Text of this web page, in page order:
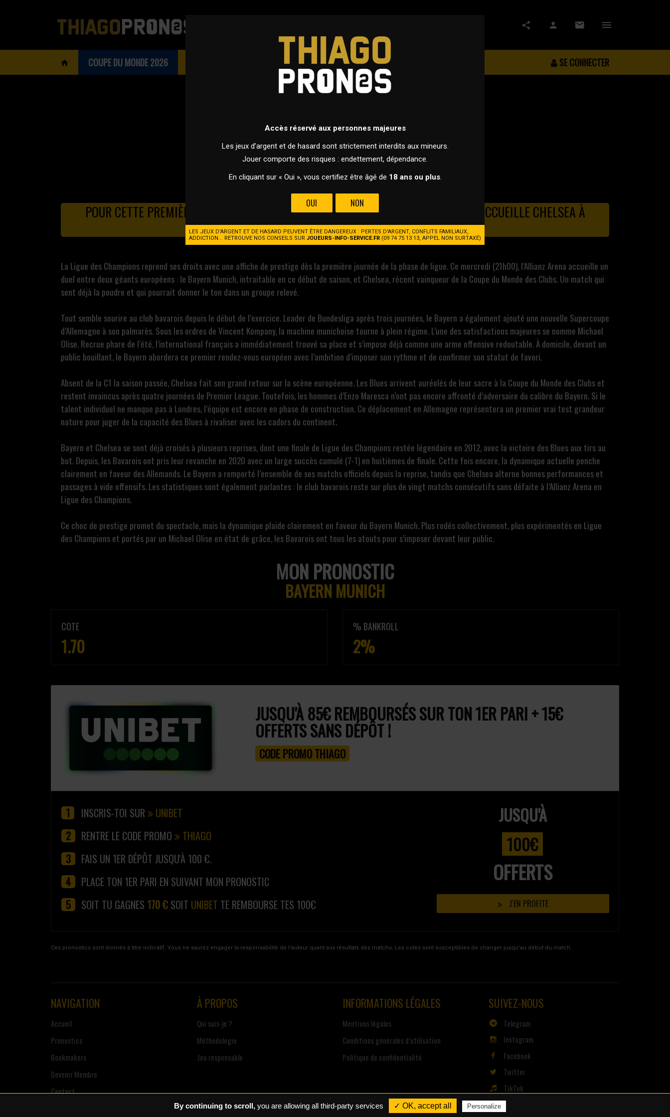
SE CONNECTER
COUPE DU MONDE 2026 PRONOSTICS DEVENIR MEMBRE
17 SEPTEMBRE 2025 À 21H00
BAYERN MUNICH VS CHELSEA
POUR CETTE PREMIÈRE JOURNÉE DE LA CHAMPION’S LEAGUE, LE BAYERN MUNICH ACCUEILLE CHELSEA À
L’ALLIANZ ARENA !
La Ligue des Champions reprend ses droits avec une affiche de prestige dès la première journée de la phase de ligue. Ce mercredi (21h00), l’Allianz Arena accueille un
duel entre deux géants européens : le Bayern Munich, intraitable en ce début de saison, et Chelsea, récent vainqueur de la Coupe du Monde des Clubs. Un match qui
sent déjà la poudre et qui pourrait donner le ton dans un groupe relevé.
Tout semble sourire au club bavarois depuis le début de l’exercice. Leader de Bundesliga après trois journées, le Bayern a également ajouté une nouvelle Supercoupe
d’Allemagne à son palmarès. Sous les ordres de Vincent Kompany, la machine munichoise tourne à plein régime. L’une des satisfactions majeures se nomme Michael
Olise. Recrue phare de l’été, l’international français a immédiatement trouvé sa place et s’impose déjà comme une arme offensive redoutable. À domicile, devant un
public bouillant, le Bayern abordera ce premier rendez-vous européen avec l’ambition d’imposer son rythme et de confirmer son statut de favori.
Absent de la C1 la saison passée, Chelsea fait son grand retour sur la scène européenne. Les Blues arrivent auréolés de leur sacre à la Coupe du Monde des Clubs et
restent invaincus après quatre journées de Premier League. Toutefois, les hommes d’Enzo Maresca n’ont pas encore affronté d’adversaire du calibre du Bayern. Si le
talent individuel ne manque pas à Londres, l’équipe est encore en phase de construction. Ce déplacement en Allemagne représentera un premier vrai test grandeur
nature pour juger de la capacité des Blues à rivaliser avec les cadors du continent.
Bayern et Chelsea se sont déjà croisés à plusieurs reprises, dont une finale de Ligue des Champions restée légendaire en 2012, avec la victoire des Blues aux tirs au
but. Depuis, les Bavarois ont pris leur revanche en 2020 avec un large succès cumulé (7-1) en huitièmes de finale. Cette fois encore, la dynamique actuelle penche
clairement en faveur des Allemands. Le Bayern a remporté l’ensemble de ses matchs officiels depuis la reprise, tandis que Chelsea alterne bonnes performances et
passages à vide offensifs. Les statistiques sont également parlantes : le club bavarois reste sur plus de vingt matchs consécutifs sans défaite à l’Allianz Arena en
Ligue des Champions.
Ce choc de prestige promet du spectacle, mais la dynamique plaide clairement en faveur du Bayern Munich. Plus rodés collectivement, plus expérimentés en Ligue
des Champions et portés par un Michael Olise en état de grâce, les Bavarois ont tous les atouts pour s’imposer devant leur public.
MON PRONOSTIC
BAYERN MUNICH
COTE
1.70
% BANKROLL
2%
JUSQU'À 85€ REMBOURSÉS SUR TON 1ER PARI + 15€
OFFERTS SANS DÉPÔT !
CODE PROMO THIAGO
JUSQU'À
100€
OFFERTS
J'EN PROFITE
INSCRIS-TOI SUR
UNIBET
RENTRE LE CODE PROMO
THIAGO
FAIS UN 1ER DÉPÔT JUSQU'À 100 €.
PLACE TON 1ER PARI EN SUIVANT MON PRONOSTIC
SOIT TU GAGNES 170 € SOIT UNIBET TE REMBOURSE TES 100€
Ces pronostics sont donnés à titre indicatif. Vous ne saurez engager la responsabilité de l'auteur quant aux résultats des matchs. Les cotes sont susceptibles de changer jusqu'au début du match.
NAVIGATION
Accueil
Pronostics
Bookmakers
Devenir Membre
Contact
À PROPOS
Qui suis-je ?
Méthodologie
Jeu responsable
INFORMATIONS LÉGALES
Mentions légales
Conditions générales d’utilisation
Politique de confidentialité
SUIVEZ-NOUS
Telegram
Instagram
Facebook
Twitter
TikTok
Accès réservé aux personnes majeures
Les jeux d’argent et de hasard sont strictement interdits aux mineurs.
Jouer comporte des risques : endettement, dépendance.
En cliquant sur « Oui », vous certifiez être âgé de 18 ans ou plus.
OUI NON
LES JEUX D'ARGENT ET DE HASARD PEUVENT ÊTRE DANGEREUX : PERTES D'ARGENT, CONFLITS FAMILIAUX,
ADDICTION... RETROUVE NOS CONSEILS SUR JOUEURS-INFO-SERVICE.FR (09 74 75 13 13, APPEL NON SURTAXÉ)
By continuing to scroll, you are allowing all third-party services ✓ OK, accept all Personalize